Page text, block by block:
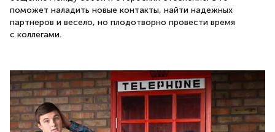
поможет наладить новые контакты, найти надежных
партнеров и весело, но плодотворно провести время
с коллегами.